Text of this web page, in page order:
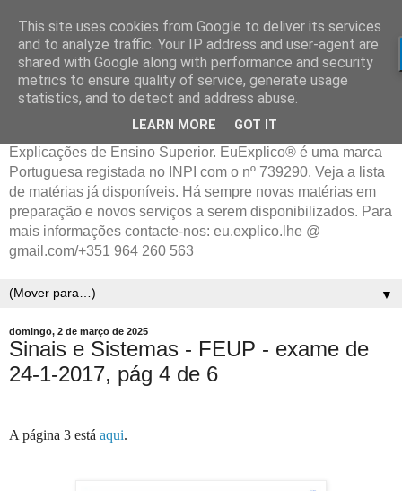
Explicações de Ensino Superior. EuExplico® é uma marca
Portuguesa registada no INPI com o nº 739290. Veja a lista
de matérias já disponíveis. Há sempre novas matérias em
preparação e novos serviços a serem disponibilizados. Para
mais informações contacte-nos: eu.explico.lhe @
gmail.com/+351 964 260 563
▼
domingo, 2 de março de 2025
Sinais e Sistemas - FEUP - exame de
24-1-2017, pág 4 de 6
A página 3 está aqui.
This site uses cookies from Google to deliver its services
and to analyze traffic. Your IP address and user-agent are
shared with Google along with performance and security
metrics to ensure quality of service, generate usage
statistics, and to detect and address abuse.
LEARN MORE GOT IT